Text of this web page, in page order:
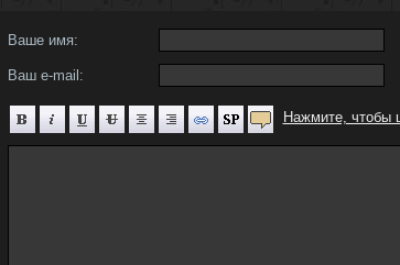
Ваше имя:
Ваш e-mail:
Нажмите, чтобы